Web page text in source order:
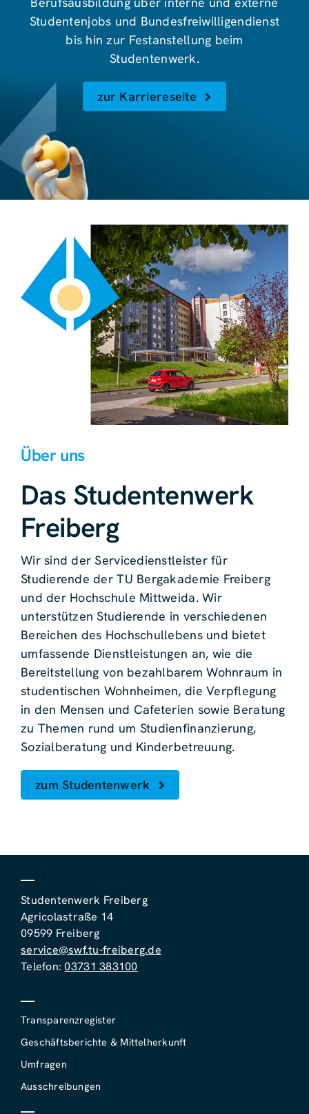
Studentenjobs und Bundesfreiwilligendienst
bis hin zur Festanstellung beim
Studentenwerk.
zur Karriereseite
Über uns
Das Studentenwerk
Freiberg
Wir sind der Servicedienstleister für
Studierende der TU Bergakademie Freiberg
und der Hochschule Mittweida. Wir
unterstützen Studierende in verschiedenen
Bereichen des Hochschullebens und bietet
umfassende Dienstleistungen an, wie die
Bereitstellung von bezahlbarem Wohnraum in
studentischen Wohnheimen, die Verpflegung
in den Mensen und Cafeterien sowie Beratung
zu Themen rund um Studienfinanzierung,
Sozialberatung und Kinderbetreuung.
zum Studentenwerk
Studentenwerk Freiberg
Agricolastraße 14
09599 Freiberg
service@swf.tu-freiberg.de
Telefon:03731 383100
Transparenzregister
Geschäftsberichte & Mittelherkunft
Umfragen
Ausschreibungen